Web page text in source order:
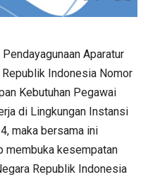
Aparatur
Indonesia Nomor
Kebutuhan Pegawai
di Lingkungan Instansi
maka bersama ini
membuka kesempatan
Republik Indonesia